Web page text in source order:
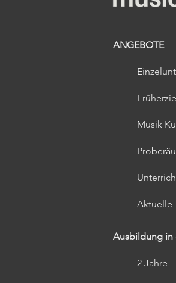
ANGEBOTE
Musik
Aktuelle
Ausbildung in
2 Jahre